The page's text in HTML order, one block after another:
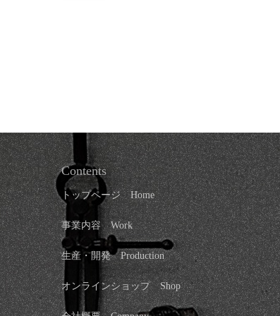
Contents
トップページHome
事業内容 Work
生産・開発 Production
オンラインショップShop